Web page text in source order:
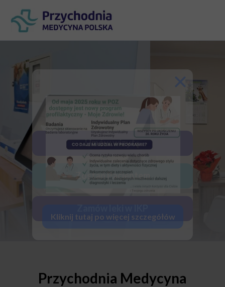
Kliknij tutaj po więcej szczegółów
Zostań Pacjentem
Umów wizytę
Przychodnia Medycyna